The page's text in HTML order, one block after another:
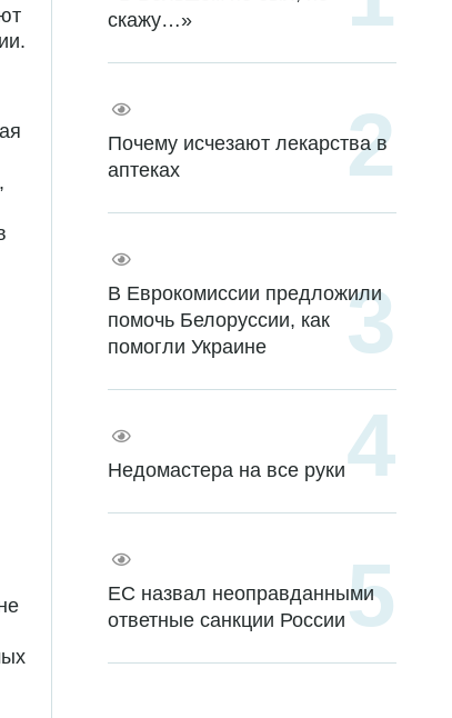
скажу…»
Почему исчезают лекарства в
аптеках
В Еврокомиссии предложили
помочь Белоруссии, как
помогли Украине
Недомастера на все руки
ЕС назвал неоправданными
ответные санкции России